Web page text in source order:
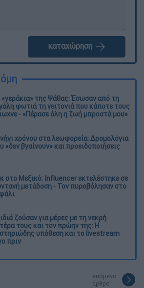
καταχώρηση
«γεράκια» της Ψάθας: Έσωσαν από τη
φωτιά τη γειτονιά που κάποτε τους
- «Πέρασε όλη η ζωή μπροστά μου»
χρόνου στα λεωφορεία: Δρομολόγια
«δεν βγαίνουν» και προειδοποιήσεις
στο Μεξικό: Influencer εκτελέστηκε σε
μετάδοση - Τον πυροβόλησαν στο
ζούσαν για μέρες με τη νεκρή
τους και τον πρώην της: Η
υπόθεση και το livestream
πριν
επόμενο
άρθρο